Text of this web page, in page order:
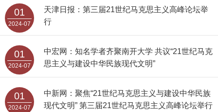
01
2024-07
天津日报：第三届21世纪马克思主义高峰论坛举
行
01
2024-07
中宏网：知名学者齐聚南开大学 共议“21世纪马克
思主义与建设中华民族现代文明”
01
2024-07
中新网：聚焦“21世纪马克思主义与建设中华民族
现代文明” 第三届21世纪马克思主义高峰论坛举行